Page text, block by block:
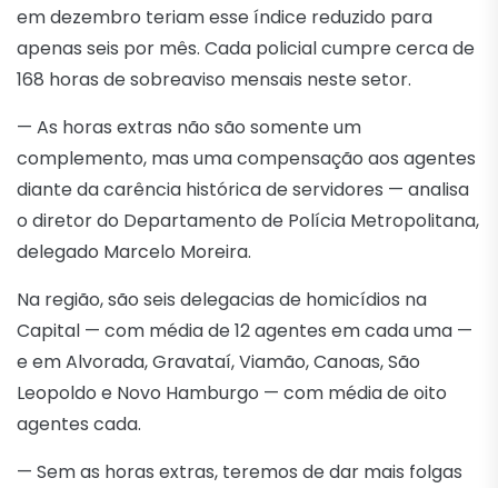
em dezembro teriam esse índice reduzido para
apenas seis por mês. Cada policial cumpre cerca de
168 horas de sobreaviso mensais neste setor.
— As horas extras não são somente um
complemento, mas uma compensação aos agentes
diante da carência histórica de servidores — analisa
o diretor do Departamento de Polícia Metropolitana,
delegado Marcelo Moreira.
Na região, são seis delegacias de homicídios na
Capital — com média de 12 agentes em cada uma —
e em Alvorada, Gravataí, Viamão, Canoas, São
Leopoldo e Novo Hamburgo — com média de oito
agentes cada.
— Sem as horas extras, teremos de dar mais folgas